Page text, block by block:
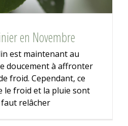
en Novembre
est maintenant au
doucement à affronter
froid. Cependant, ce
le froid et la pluie sont
faut relâcher